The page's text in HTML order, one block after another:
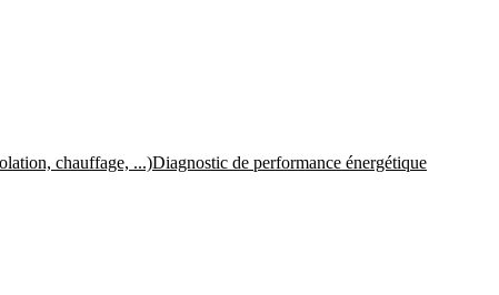
chauffage, ...)Diagnostic de performance énergétique